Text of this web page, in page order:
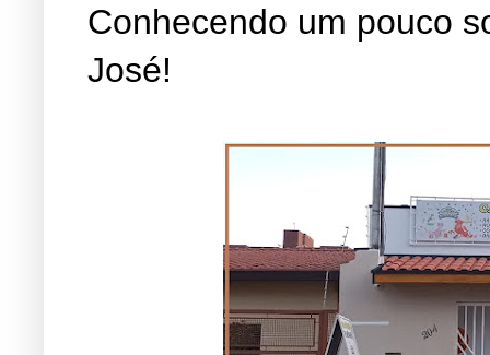
Conhecendo um pouco
José!